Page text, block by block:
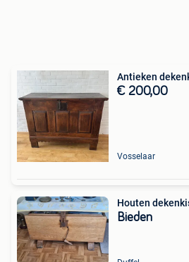
Antieken
€ 200,00
Vosselaar
Houten
Bieden